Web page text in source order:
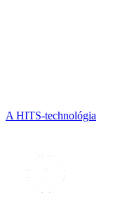
A HITS-technológia